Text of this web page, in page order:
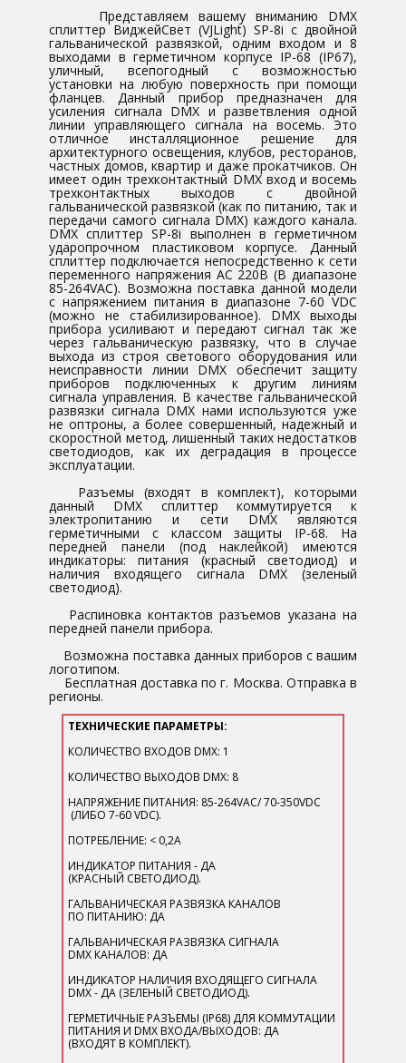
​Представляем вашему вниманию DMX
сплиттер ​ВиджейСвет (VJLight) SP-8i с двойной
гальванической развязкой, одним входом и 8
выходами в герметичном корпусе IP-68 (IP67),
уличный, всепогодный с возможностью
установки на любую поверхность при помощи
фланцев. Данный прибор предназначен для
усиления сигнала DMX и разветвления одной
линии управляющего сигнала на восемь. Это
отличное инсталляционное решение для
архитектурного освещения, клубов, ресторанов,
частных домов, квартир и даже прокатчиков. Он
имеет один трехконтактный DMX вход и восемь
трехконтактных выходов с двойной
гальванической развязкой (как по питанию, так и
передачи самого сигнала DMX) каждого канала.
DMX сплиттер SP-8i выполнен в герметичном
ударопрочном пластиковом корпусе. Данный
сплиттер подключается непосредственно к сети
переменного напряжения AC 220В (В диапазоне
85-264VAC). Возможна поставка данной модели
с напряжением питания в диапазоне 7-60 VDC
(можно не стабилизированное). DMX выходы
прибора усиливают и передают сигнал так же
через гальваническую развязку, что в случае
выхода из строя светового оборудования или
неисправности линии DMX обеспечит защиту
приборов подключенных к другим линиям
сигнала управления. В качестве гальванической
развязки сигнала DMX нами используются уже
не оптроны, а более совершенный, надежный и
скоростной метод, лишенный таких недостатков
светодиодов, как их деградация в процессе
эксплуатации.
Разъемы (входят в комплект), которыми
данный DMX сплиттер коммутируется к
электропитанию и сети DMX являются
герметичными с классом защиты IP-68. На
передней панели (под наклейкой) имеются
индикаторы: питания (красный светодиод) и
наличия входящего сигнала DMX (зеленый
светодиод).
Распиновка контактов разъемов указана на
передней панели прибора.
Возможна поставка данных приборов с вашим
логотипом.
Бесплатная доставка по г. Москва. Отправка в
регионы.​
ТЕХНИЧЕСКИЕ ПАРАМЕТРЫ​:
КОЛИЧЕСТВО ВХОДОВ DMX: 1
КОЛИЧЕСТВО ВЫХОДОВ DMX: 8
НАПРЯЖЕНИЕ ПИТАНИЯ: 85-264VAC/ 70-350VDC
(ЛИБО 7-60 VDC).
ПОТРЕБЛЕНИЕ: < 0,2A
ИНДИКАТОР ПИТАНИЯ - ДА
(КРАСНЫЙ СВЕТОДИОД).
ГАЛЬВАНИЧЕСКАЯ РАЗВЯЗКА КАНАЛОВ
ПО ПИТАНИЮ: ДА
ГАЛЬВАНИЧЕСКАЯ РАЗВЯЗКА СИГНАЛА
DMX КАНАЛОВ: ДА
ИНДИКАТОР НАЛИЧИЯ ВХОДЯЩЕГО СИГНАЛА
DMX - ДА (ЗЕЛЕНЫЙ СВЕТОДИОД).
ГЕРМЕТИЧНЫЕ РАЗЪЕМЫ (IP68) ДЛЯ КОММУТАЦИИ
ПИТАНИЯ И DMX ВХОДА/ВЫХОДОВ: ДА
(ВХОДЯТ В КОМПЛЕКТ).